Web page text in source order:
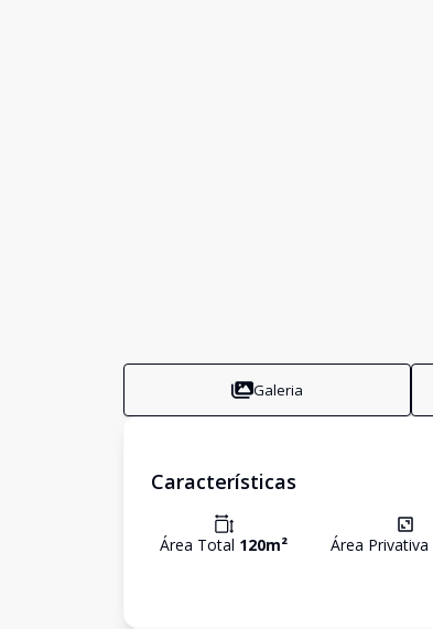
Galeria
Características
Área Total 120m² Área Privativa